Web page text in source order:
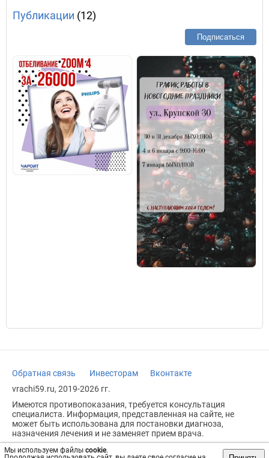
Мы используем файлы cookie.
Публикации (12)
Подписаться
Обратная связь Инвесторам
Вконтакте
vrachi59.ru, 2019-2026 гг.
Имеются противопоказания, требуется консультация
специалиста. Информация, представленная на сайте, не
может быть использована для постановки диагноза,
назначения лечения и не заменяет прием врача.
Возрастное ограничение: 18+